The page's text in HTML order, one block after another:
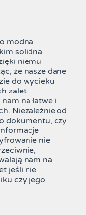
modna
solidna
niemu
że nasze dane
do wycieku
zalet
na łatwe i
Niezależnie od
dokumentu, czy
nie
nam na
jeśli nie
czy jego